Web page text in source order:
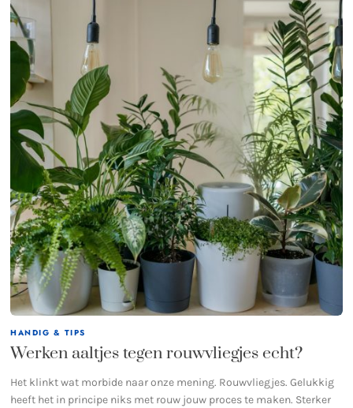
HANDIG & TIPS
Werken aaltjes tegen rouwvliegjes echt?
Het klinkt wat morbide naar onze mening. Rouwvliegjes. Gelukkig
heeft het in principe niks met rouw jouw proces te maken. Sterker